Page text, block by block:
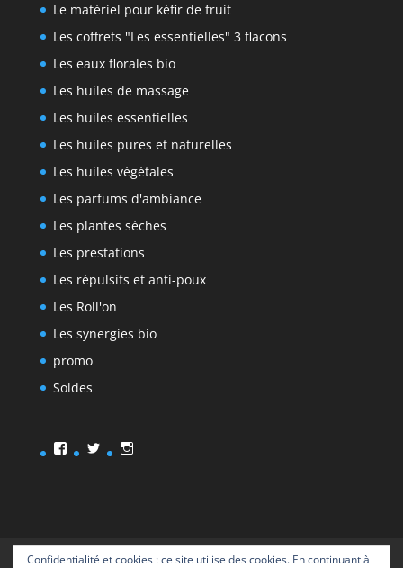
Le matériel pour kéfir de fruit
Les coffrets "Les essentielles" 3 flacons
Les eaux florales bio
Les huiles de massage
Les huiles essentielles
Les huiles pures et naturelles
Les huiles végétales
Les parfums d'ambiance
Les plantes sèches
Les prestations
Les répulsifs et anti-poux
Les Roll'on
Les synergies bio
promo
Soldes
Facebook
TwitterInstagram
Accueil La boutique Les prestations
Confidentialité et cookies : ce site utilise des cookies. En continuant à